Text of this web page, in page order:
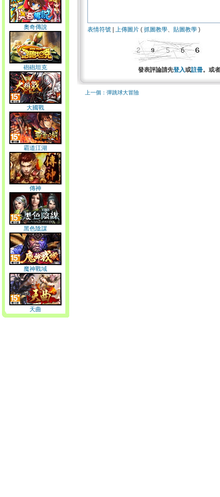
奧奇傳說
砲砲坦克
大國戰
霸道江湖
傳神
黑色陰謀
魔神戰域
天曲
表情符號 上傳圖片 ( 抓圖教學、 貼圖教學 )
發表評論請先登入或註冊。或
上一個：彈跳球大冒險